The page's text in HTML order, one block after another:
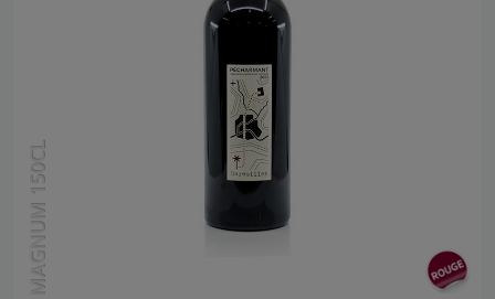
MAGNUM 150CL